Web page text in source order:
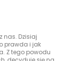
nas. Dzisiaj
prawda i jak
Z tego powodu